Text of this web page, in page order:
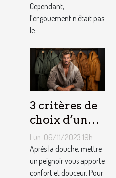
Cependant,
l’engouement n’était pas
le...
3 critères de
choix d’un
peignoir de
bain pour
homme ?
Lun. 06/11/2023 19h
Après la douche, mettre
un peignoir vous apporte
confort et douceur. Pour